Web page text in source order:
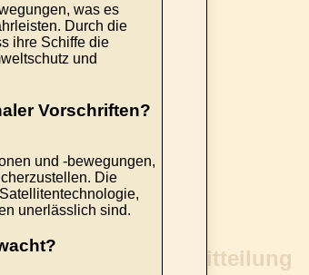
was es
Durch die
ihre Schiffe die
und
Vorschriften?
und -bewegungen,
Die
unerlässlich sind.